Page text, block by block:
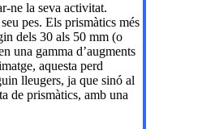
ne la seva activitat.
pes. Els prismàtics més
dels 30 als 50 mm (o
una gamma d’augments
aquesta perd
lleugers, ja que sinó al
de prismàtics, amb una